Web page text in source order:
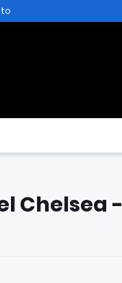
Chelsea